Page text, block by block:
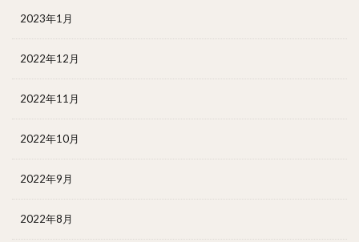
2023年1月
2022年12月
2022年11月
2022年10月
2022年9月
2022年8月